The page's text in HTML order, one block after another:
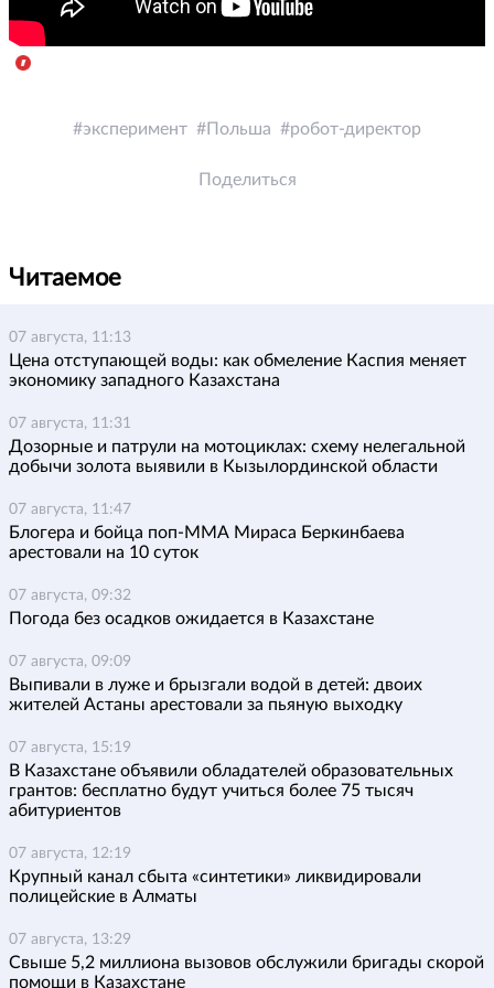
эксперимент Польша робот-директор
Поделиться
Читаемое
07 августа, 11:13
Цена отступающей воды: как обмеление Каспия меняет
экономику западного Казахстана
07 августа, 11:31
Дозорные и патрули на мотоциклах: схему нелегальной
добычи золота выявили в Кызылординской области
07 августа, 11:47
Блогера и бойца поп-ММА Мираса Беркинбаева
арестовали на 10 суток
07 августа, 09:32
Погода без осадков ожидается в Казахстане
07 августа, 09:09
Выпивали в луже и брызгали водой в детей: двоих
жителей Астаны арестовали за пьяную выходку
07 августа, 15:19
В Казахстане объявили обладателей образовательных
грантов: бесплатно будут учиться более 75 тысяч
абитуриентов
07 августа, 12:19
Крупный канал сбыта «синтетики» ликвидировали
полицейские в Алматы
07 августа, 13:29
Свыше 5,2 миллиона вызовов обслужили бригады скорой
помощи в Казахстане